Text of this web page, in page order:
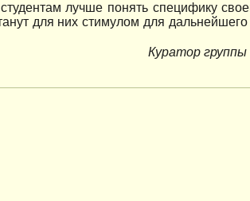
лучше понять специфику
для них стимулом для
Куратор